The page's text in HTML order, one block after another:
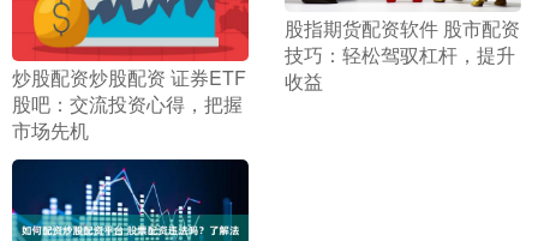
​炒股配资炒股配资 证券ETF
股吧：交流投资心得，把握
市场先机
​股指期货配资软件 股市配资
技巧：轻松驾驭杠杆，提升
收益